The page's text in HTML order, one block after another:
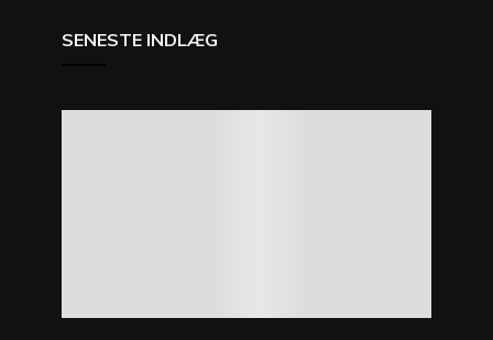
SENESTE INDLÆG